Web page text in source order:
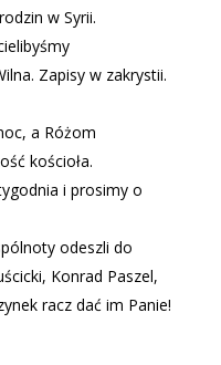
w Syrii.
Zapisy w zakrystii.
a Różom
kościoła.
i prosimy o
odeszli do
Konrad Paszel,
racz dać im Panie!